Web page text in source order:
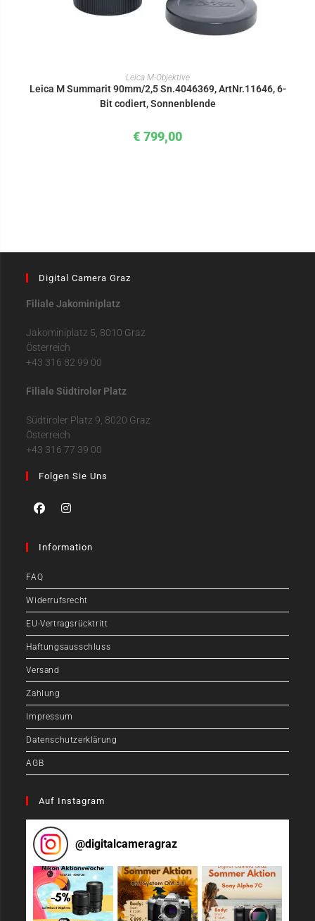
IN DEN WARENKORB
Leica M-Objektive
Leica M Summarit 90mm/2,5 Sn.4046369, ArtNr.11646, 6-
Bit codiert, Sonnenblende
€ 799,00
Digital Camera Graz
Filiale Jakominiplatz
Jakominiplatz 5, 8010 Graz
Österreich
+43 316 82 99 00
Filiale Südtiroler Platz
Südtiroler Platz 9, 8020 Graz
Österreich
+43 316 77 39 00
Folgen Sie Uns
Information
FAQ
Widerrufsrecht
EU-Vertragsrücktritt
Haftungsausschluss
Versand
Zahlung
Impressum
Datenschutzerklärung
AGB
Auf Instagram
@digitalcameragraz